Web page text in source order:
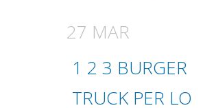
27 MAR
1 2 3 BURGER
TRUCK PER LO